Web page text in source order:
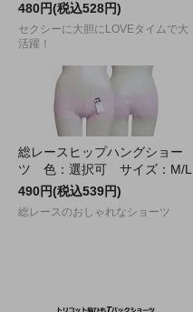
480円(税込528円)
セクシーに大胆にLOVEタイムで大
活躍！
総レースヒップハングショー
ツ 色：選択可 サイズ：M/L
490円(税込539円)
総レースのおしゃれなショーツ